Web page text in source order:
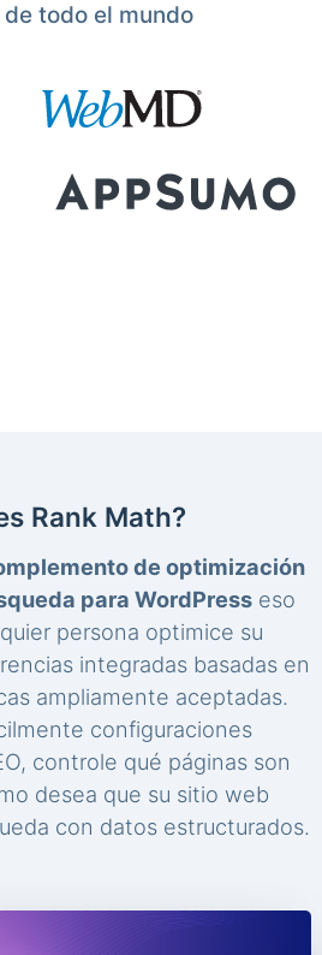
todo el mundo
Rank Math?
de optimización
para WordPress eso
persona optimice su
integradas basadas en
ampliamente aceptadas.
configuraciones
controle qué páginas son
desea que su sitio web
con datos estructurados.